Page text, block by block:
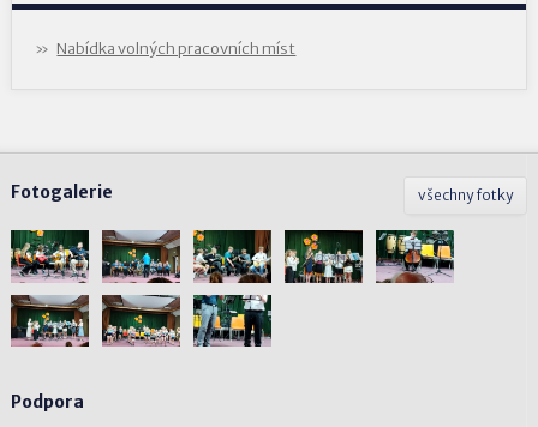
Nabídka volných pracovních míst
všechny fotky
Fotogalerie
Podpora